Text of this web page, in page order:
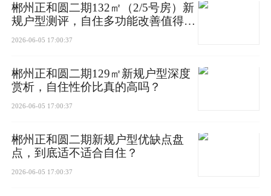
影音室｜衣帽间｜健身房
二人世 界：书房+客房
有了宝宝：儿童房+老人房
二孩家庭：两个独立儿童房
郴州正和圆二期132㎡（2/5号房）新
规户型测评，自住多功能改善值得选
2026-06-05 17:00:37
郴州正和圆二期129㎡新规户型深度
赏析，自住性价比真的高吗？
2026-06-05 17:00:37
郴州正和圆二期新规户型优缺点盘
点，到底适不适合自住？
2026-06-05 17:00:37